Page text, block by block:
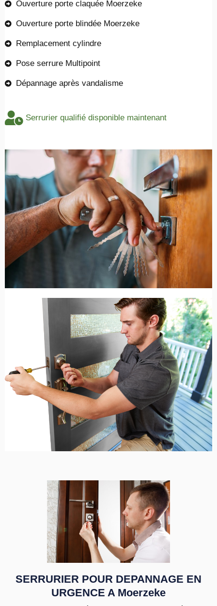
Ouverture porte claquée Moerzeke
Ouverture porte blindée Moerzeke
Remplacement cylindre
Pose serrure Multipoint
Dépannage après vandalisme
Serrurier qualifié disponible maintenant
SERRURIER POUR DEPANNAGE EN
URGENCE A Moerzeke